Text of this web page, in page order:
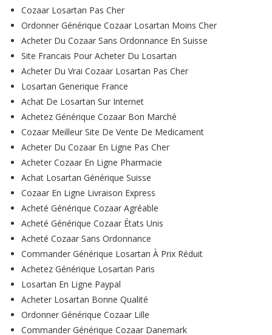
Cozaar Losartan Pas Cher
Ordonner Générique Cozaar Losartan Moins Cher
Acheter Du Cozaar Sans Ordonnance En Suisse
Site Francais Pour Acheter Du Losartan
Acheter Du Vrai Cozaar Losartan Pas Cher
Losartan Generique France
Achat De Losartan Sur Internet
Achetez Générique Cozaar Bon Marché
Cozaar Meilleur Site De Vente De Medicament
Acheter Du Cozaar En Ligne Pas Cher
Acheter Cozaar En Ligne Pharmacie
Achat Losartan Générique Suisse
Cozaar En Ligne Livraison Express
Acheté Générique Cozaar Agréable
Acheté Générique Cozaar États Unis
Acheté Cozaar Sans Ordonnance
Commander Générique Losartan À Prix Réduit
Achetez Générique Losartan Paris
Losartan En Ligne Paypal
Acheter Losartan Bonne Qualité
Ordonner Générique Cozaar Lille
Commander Générique Cozaar Danemark